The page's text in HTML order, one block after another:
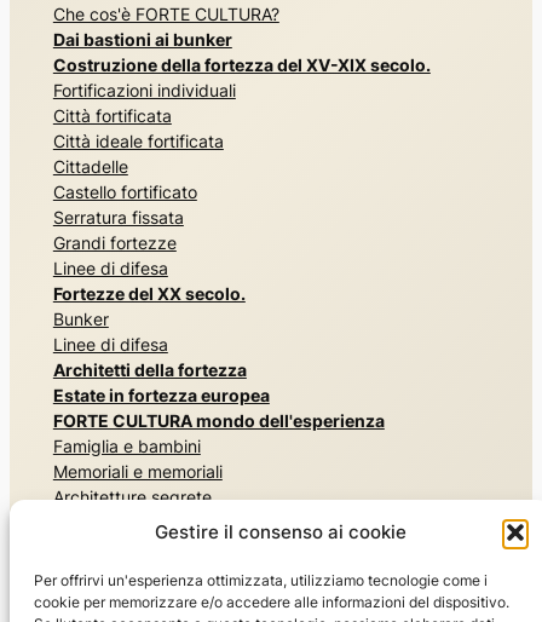
Gestire il consenso ai cookie
Per offrirvi un'esperienza ottimizzata, utilizziamo tecnologie come i
cookie per memorizzare e/o accedere alle informazioni del dispositivo.
Che cos'è FORTE CULTURA?
Dai bastioni ai bunker
Costruzione della fortezza del XV-XIX secolo.
Fortificazioni individuali
Città fortificata
Città ideale fortificata
Cittadelle
Castello fortificato
Serratura fissata
Grandi fortezze
Linee di difesa
Fortezze del XX secolo.
Bunker
Linee di difesa
Architetti della fortezza
Estate in fortezza europea
FORTE CULTURA mondo dell'esperienza
Famiglia e bambini
Memoriali e memoriali
Architetture segrete
Esperienza di storia militare
Esperienza nella natura, nei parchi e nei giardini
Risiedere e divertirsi